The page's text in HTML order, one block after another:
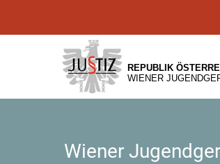
[1]
[2]
[3]
REPUBLIK
WIENER
Wiener